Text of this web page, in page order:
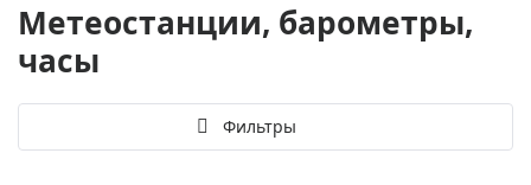
Метеостанции, барометры,
часы
Фильтры